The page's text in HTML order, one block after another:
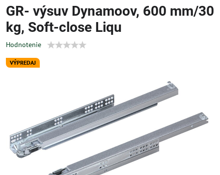
VÝPREDAJ
GR- výsuv Dynamoov, 600 mm/30
kg, Soft-close Liqu
Hodnotenie